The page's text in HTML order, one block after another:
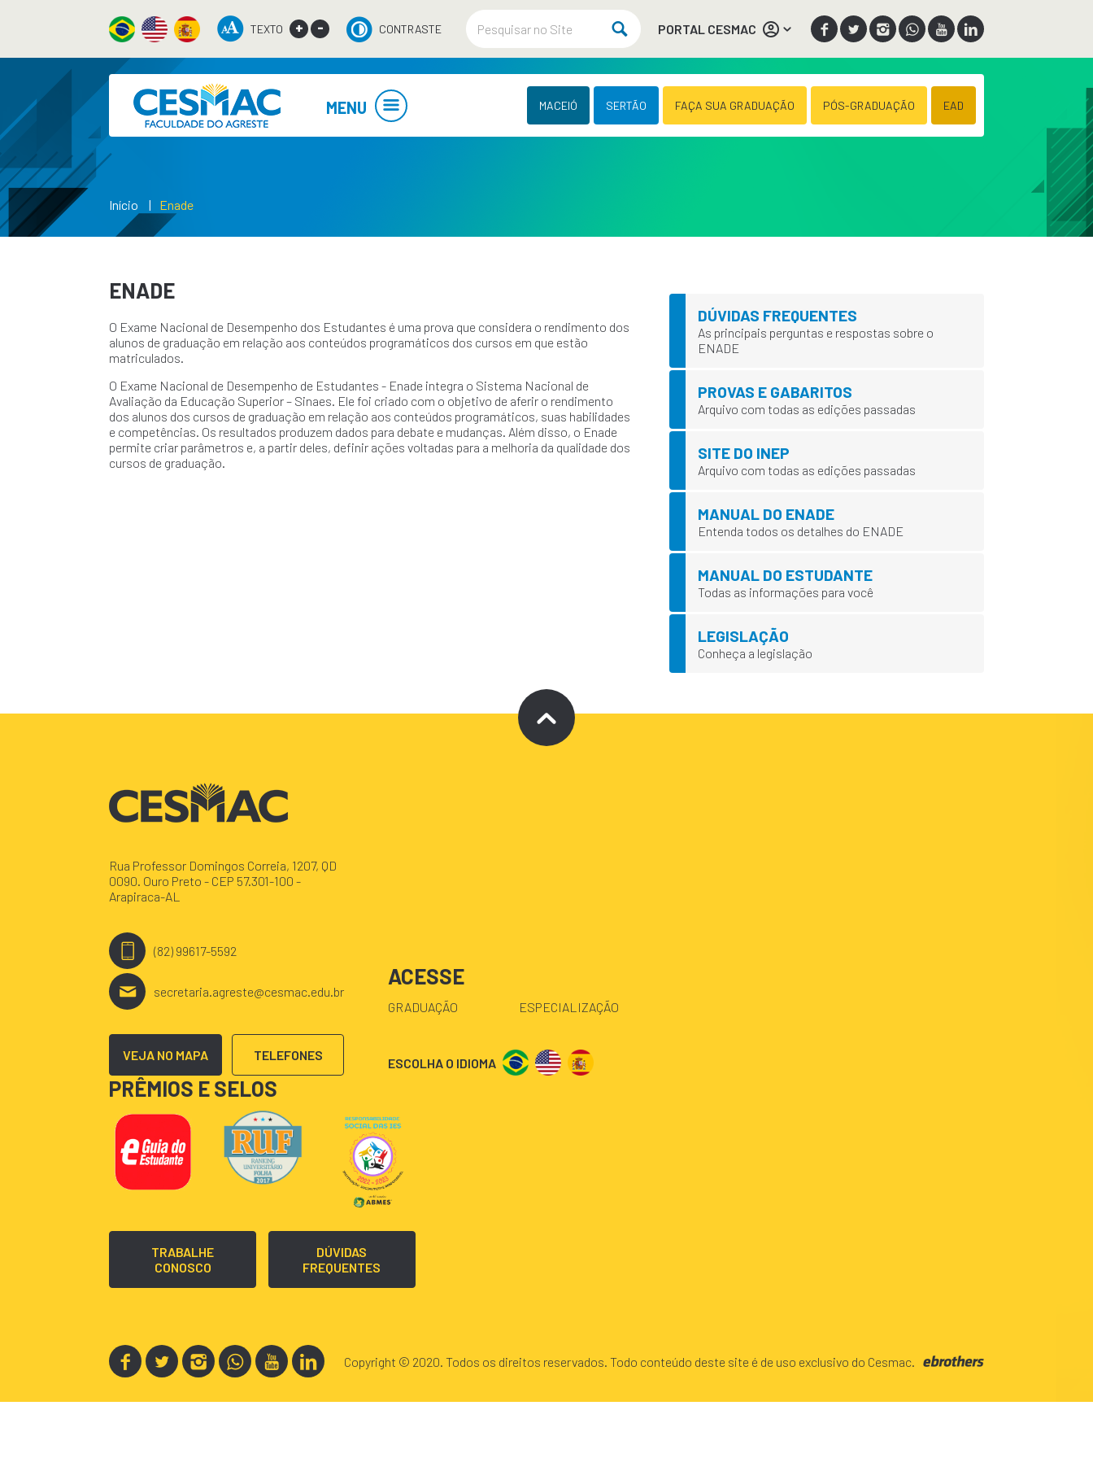
TEXTO + - CONTRASTE PORTAL CESMAC
MENU MACEIÓ SERTÃO FAÇA SUA GRADUAÇÃO PÓS-GRADUAÇÃO EAD
Início Enade
ENADE
O Exame Nacional de Desempenho dos Estudantes é uma prova que considera o rendimento dos
alunos de graduação em relação aos conteúdos programáticos dos cursos em que estão
matriculados.
O Exame Nacional de Desempenho de Estudantes - Enade integra o Sistema Nacional de
Avaliação da Educação Superior – Sinaes. Ele foi criado com o objetivo de aferir o rendimento
dos alunos dos cursos de graduação em relação aos conteúdos programáticos, suas habilidades
e competências. Os resultados produzem dados para debate e mudanças. Além disso, o Enade
permite criar parâmetros e, a partir deles, definir ações voltadas para a melhoria da qualidade dos
cursos de graduação.
DÚVIDAS FREQUENTES
As principais perguntas e respostas sobre o
ENADE
PROVAS E GABARITOS
Arquivo com todas as edições passadas
SITE DO INEP
Arquivo com todas as edições passadas
MANUAL DO ENADE
Entenda todos os detalhes do ENADE
MANUAL DO ESTUDANTE
Todas as informações para você
LEGISLAÇÃO
Conheça a legislação
Rua Professor Domingos Correia, 1207, QD
0090. Ouro Preto - CEP 57.301-100 -
Arapiraca-AL
(82) 99617-5592
secretaria.agreste@cesmac.edu.br
VEJA NO MAPA TELEFONES
ACESSE
GRADUAÇÃO ESPECIALIZAÇÃO
ESCOLHA O IDIOMA
PRÊMIOS E SELOS
TRABALHE
CONOSCO
DÚVIDAS
FREQUENTES
Copyright © 2020. Todos os direitos reservados. Todo conteúdo deste site é de uso exclusivo do Cesmac.